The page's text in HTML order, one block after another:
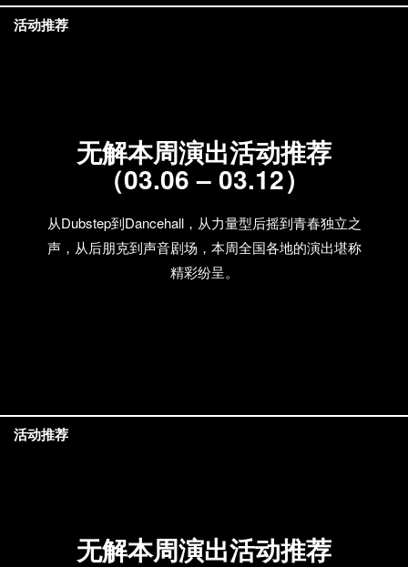
无解本周演出活动推荐
（03.06 – 03.12）
从Dubstep到Dancehall，从力量型后摇到青春独立之
声，从后朋克到声音剧场，本周全国各地的演出堪称
精彩纷呈。
活动推荐
无解本周演出活动推荐
活动推荐